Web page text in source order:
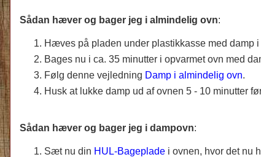
Sådan hæver og bager jeg i almindelig ovn:
Hæves på pladen under plastikkasse med damp i
Bages nu i ca. 35 minutter i opvarmet ovn med
Følg denne vejledning Damp i almindelig ovn.
Husk at lukke damp ud af ovnen 5 - 10 minutter
Sådan hæver og bager jeg i dampovn:
Sæt nu din HUL-Bageplade i ovnen, hvor det nu